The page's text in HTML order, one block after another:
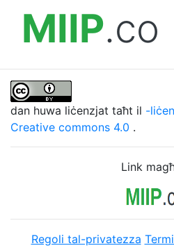
MIIP.co
dan huwa liċenzjat taħt il -
Creative commons 4.0 .
Link
Regoli tal-privatezza